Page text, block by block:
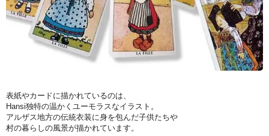
表紙やカードに描かれているのは、
Hansi独特の温かくユーモラスなイラスト。
アルザス地方の伝統衣装に身を包んだ子供たちや
村の暮らしの風景が描かれています。